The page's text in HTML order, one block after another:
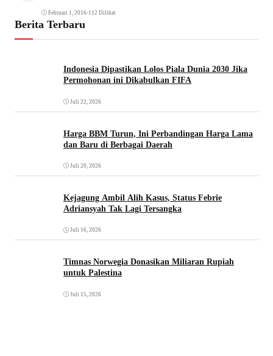
Februari 1, 2016•112 Dilihat
Berita Terbaru
Indonesia Dipastikan Lolos Piala Dunia 2030 Jika
Permohonan ini Dikabulkan FIFA
Juli 22, 2026
Harga BBM Turun, Ini Perbandingan Harga Lama
dan Baru di Berbagai Daerah
Juli 20, 2026
Kejagung Ambil Alih Kasus, Status Febrie
Adriansyah Tak Lagi Tersangka
Juli 16, 2026
Timnas Norwegia Donasikan Miliaran Rupiah
untuk Palestina
Juli 15, 2026